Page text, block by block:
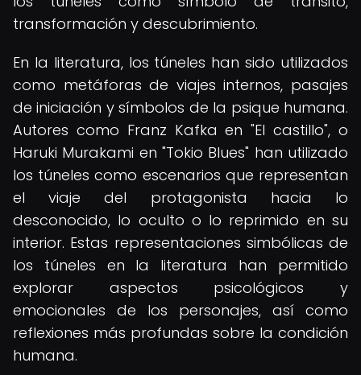
transformación y descubrimiento.
En la literatura, los túneles han sido utilizados
como metáforas de viajes internos, pasajes
de iniciación y símbolos de la psique humana.
Autores como Franz Kafka en "El castillo", o
Haruki Murakami en "Tokio Blues" han utilizado
los túneles como escenarios que representan
el viaje del protagonista hacia lo
desconocido, lo oculto o lo reprimido en su
interior. Estas representaciones simbólicas de
los túneles en la literatura han permitido
explorar aspectos psicológicos y
emocionales de los personajes, así como
reflexiones más profundas sobre la condición
humana.